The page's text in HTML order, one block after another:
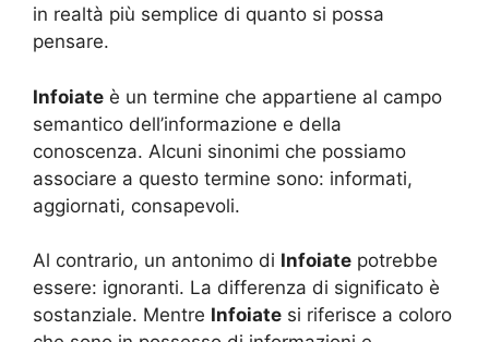
in realtà più semplice di quanto si possa
pensare.
Infoiate è un termine che appartiene al campo
semantico dell’informazione e della
conoscenza. Alcuni sinonimi che possiamo
associare a questo termine sono: informati,
aggiornati, consapevoli.
Al contrario, un antonimo di Infoiate potrebbe
essere: ignoranti. La differenza di significato è
sostanziale. Mentre Infoiate si riferisce a coloro